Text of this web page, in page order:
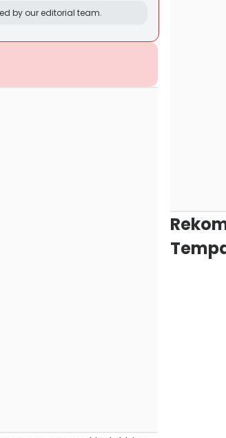
by our editorial team.